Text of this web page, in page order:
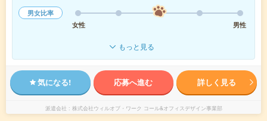
男女比率
女性
男性
もっと見る
気になる! 応募へ進む 詳しく見る
派遣会社 株式会社ウィルオブ・ワーク コール&オフィスデザイン事業部